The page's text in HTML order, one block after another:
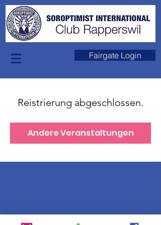
Fairgate Login
Reistrierung abgeschlossen.
Andere Veranstaltungen